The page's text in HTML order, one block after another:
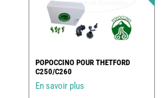
POPOCCINO POUR THETFORD
C250/C260
En savoir plus